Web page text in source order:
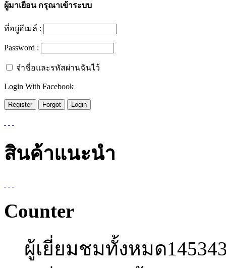
ผู้มาเยือนกรุณาเข้าระบบ
ที่อยู่อีเมล์ :
Password :
จำชื่อและรหัสผ่านฉันไว้
Login With Facebook
สินค้าแนะนำ
Counter
ผู้เยี่ยมชมทั้งหมด